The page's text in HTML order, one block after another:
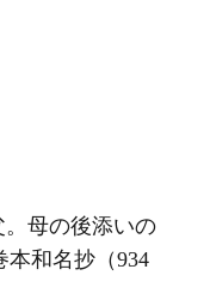
母の後添いの
本和名抄（934